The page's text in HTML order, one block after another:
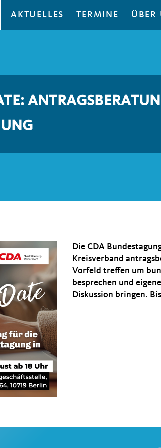
AKTUELLES TERMINE ÜBER
Die CDA
Kreisverband
Vorfeld treffen um
besprechen und
Diskussion bringen.